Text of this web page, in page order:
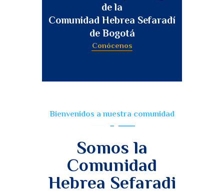
de la
Comunidad Hebrea Sefaradí
de Bogotá
Conócenos
Bienvenidos a nuestra comunidad
Somos la
Comunidad
Hebrea Sefaradi